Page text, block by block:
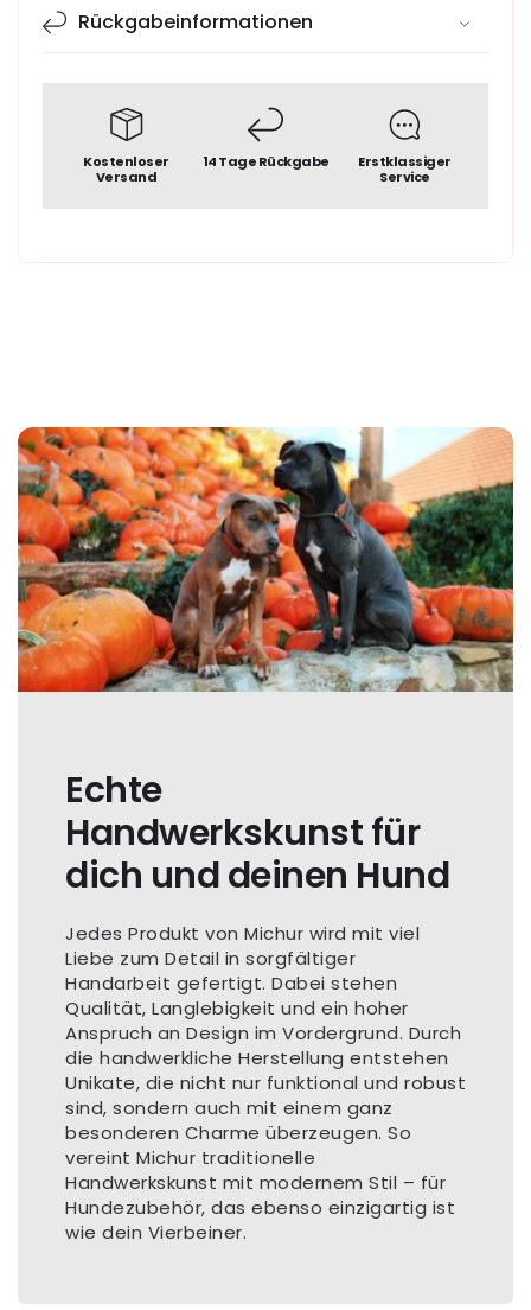
Rückgabeinformationen
Kostenloser
Versand
14 Tage Rückgabe
Erstklassiger
Service
Echte
Handwerkskunst für
dich und deinen Hund
Jedes Produkt von Michur wird mit viel
Liebe zum Detail in sorgfältiger
Handarbeit gefertigt. Dabei stehen
Qualität, Langlebigkeit und ein hoher
Anspruch an Design im Vordergrund. Durch
die handwerkliche Herstellung entstehen
Unikate, die nicht nur funktional und robust
sind, sondern auch mit einem ganz
besonderen Charme überzeugen. So
vereint Michur traditionelle
Handwerkskunst mit modernem Stil – für
Hundezubehör, das ebenso einzigartig ist
wie dein Vierbeiner.